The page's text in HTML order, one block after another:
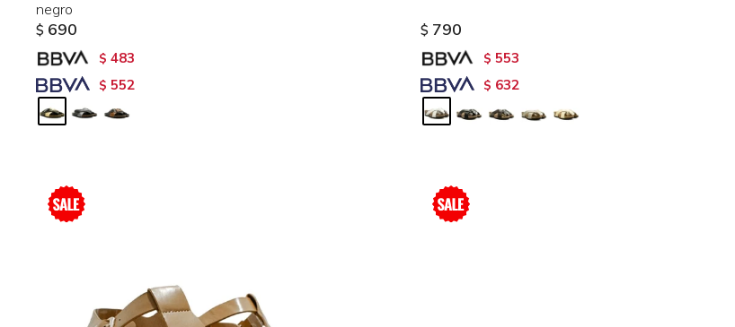
negro
$ 690
$ 483
$ 552
$ 790
$ 553
$ 632